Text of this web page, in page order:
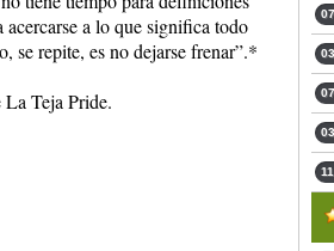
acercarse a lo que significa todo
se repite, es no dejarse frenar”.*
Teja Pride.